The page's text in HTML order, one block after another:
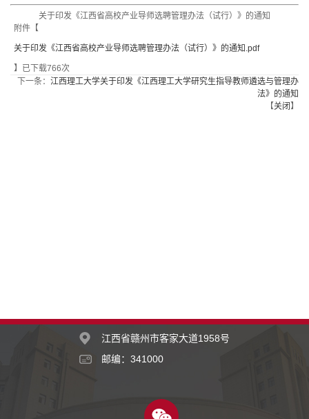
关于印发《江西省高校产业导师选聘管理办法（试行）》的通知
附件【
关于印发《江西省高校产业导师选聘管理办法（试行）》的通知.pdf
】已下载766次
下一条： 江西理工大学关于印发《江西理工大学研究生指导教师遴选与管理办
法》的通知
【关闭 】
江西省赣州市客家大道1958号
邮编：341000